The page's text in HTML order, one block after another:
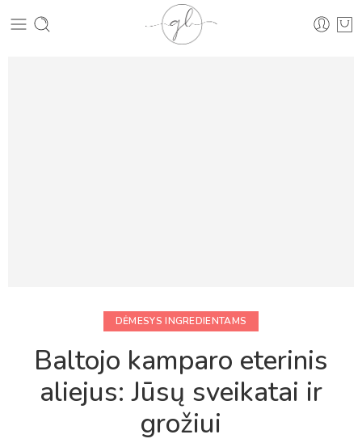
DĖMESYS INGREDIENTAMS
Baltojo kamparo eterinis
aliejus: Jūsų sveikatai ir
grožiui